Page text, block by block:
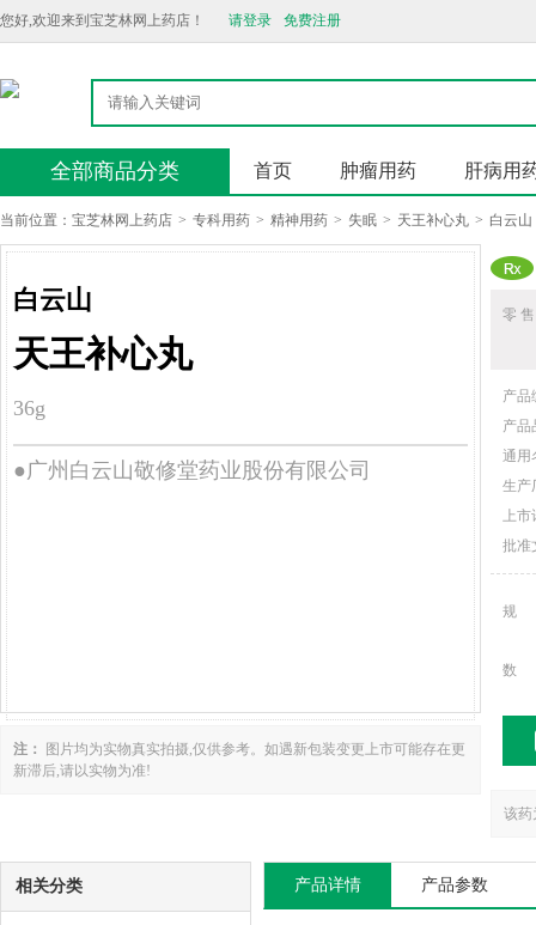
您好,欢迎来到宝芝林网上药店！ 请登录 免费注册
全部商品分类 首页 肿瘤用药 肝病用
当前位置： 宝芝林网上药店 > 专科用药 > 精神用药 > 失眠 > 天王补心丸 > 白云
白云山
天王补心丸
36g
●广州白云山敬修堂药业股份有限公司
注：
图片均为实物真实拍摄,仅供参考。如遇新包装变更上市可能存在更
新滞后,请以实物为准!
零
产品
产品
通用
生产
上
批准
规
数
该药
相关分类 产品详情 产品参数